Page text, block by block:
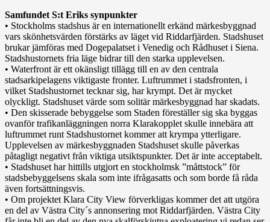
Samfundet S:t Eriks synpunkter
• Stockholms stadshus är en internationellt erkänd märkesbyggnad
vars skönhetsvärden förstärks av läget vid Riddarfjärden. Stadshuset
brukar jämföras med Dogepalatset i Venedig och Rådhuset i Siena.
Stadshustornets fria läge bidrar till den starka upplevelsen.
• Waterfront är ett okänsligt tillägg till en av den centrala
stadsarkipelagens viktigaste fronter. Luftrummet i stadsfronten, i
vilket Stadshustornet tecknar sig, har krympt. Det är mycket
olyckligt. Stadshuset värde som solitär märkesbyggnad har skadats.
• Den skisserade bebyggelse som Staden föreställer sig ska byggas
ovanför trafikanläggningen norra Klarakopplet skulle innebära att
luftrummet runt Stadshustornet kommer att krympa ytterligare.
Upplevelsen av märkesbyggnaden Stadshuset skulle påverkas
påtagligt negativt från viktiga utsiktspunkter. Det är inte acceptabelt.
• Stadshuset har hittills utgjort en stockholmsk ”måttstock” för
stadsbebyggelsens skala som inte ifrågasatts och som borde få råda
även fortsättningsvis.
• Om projektet Klara City View förverkligas kommer det att utgöra
en del av Västra City´s annonsering mot Riddarfjärden. Västra City